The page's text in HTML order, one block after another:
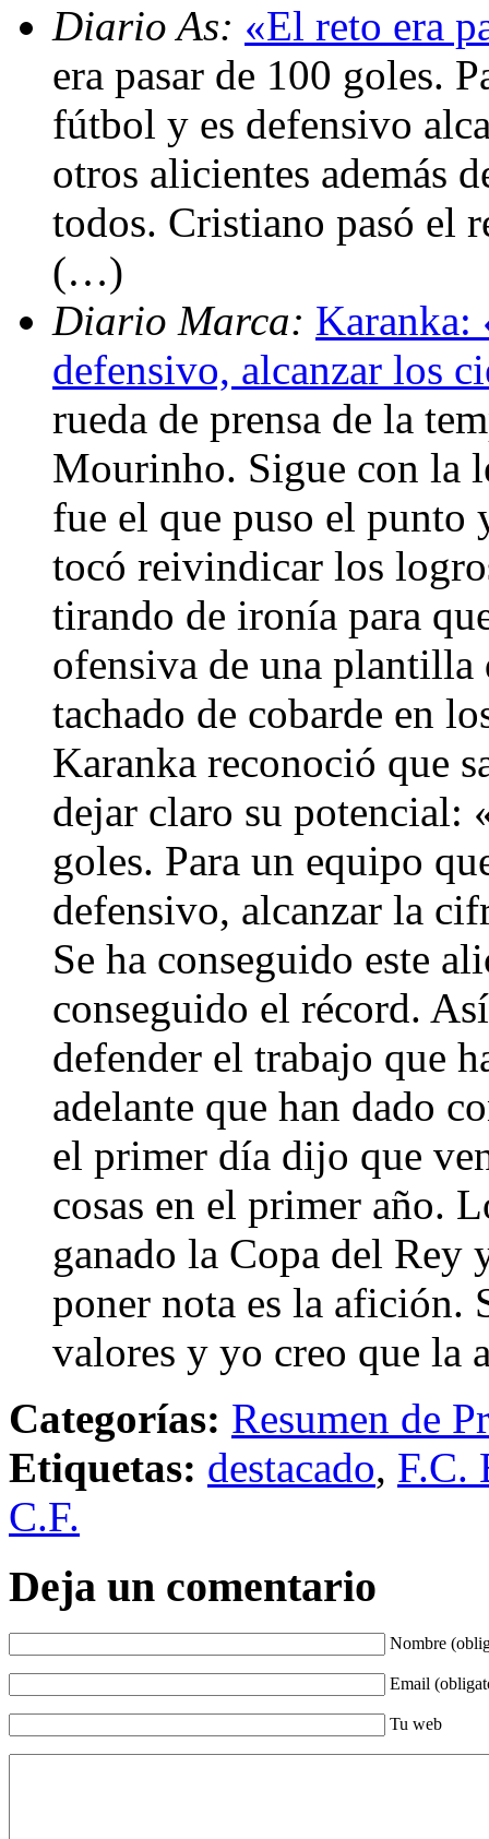
Diario As: «El reto era
era pasar de 100 goles.
fútbol y es defensivo
otros alicientes además
todos. Cristiano pasó el
(…)
Diario Marca: Karanka:
defensivo, alcanzar los
rueda de prensa de la
Mourinho. Sigue con la
fue el que puso el punto
tocó reivindicar los
tirando de ironía para
ofensiva de una plantilla
tachado de cobarde en
Karanka reconoció que
dejar claro su potencial:
goles. Para un equipo
defensivo, alcanzar la
Se ha conseguido este
conseguido el récord.
defender el trabajo que
adelante que han dado
el primer día dijo que
cosas en el primer año.
ganado la Copa del Rey
poner nota es la afición.
valores y yo creo que
Categorías: Resumen de
Etiquetas: destacado, F.C.
C.F.
Deja un comentario
Nombre
Email
Tu web